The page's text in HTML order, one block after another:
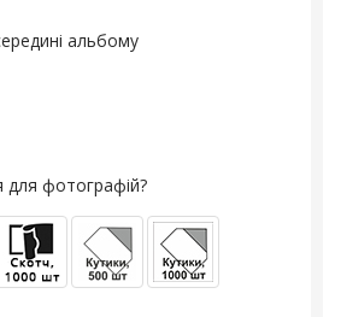
альбому
для фотографій?